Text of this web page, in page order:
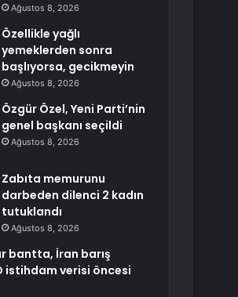
Ağustos 8, 2026
Özellikle yağlı
yemeklerden sonra
başlıyorsa, gecikmeyin
Ağustos 8, 2026
Özgür Özel, Yeni Parti’nin
genel başkanı seçildi
Ağustos 8, 2026
Zabıta memurunu
darbeden dilenci 2 kadın
tutuklandı
Ağustos 8, 2026
bantta, İran barış
istihdam verisi öncesi